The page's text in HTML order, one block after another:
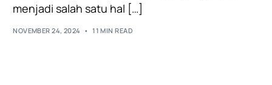
menjadi salah satu hal […]
NOVEMBER 24, 2024 11 MIN READ